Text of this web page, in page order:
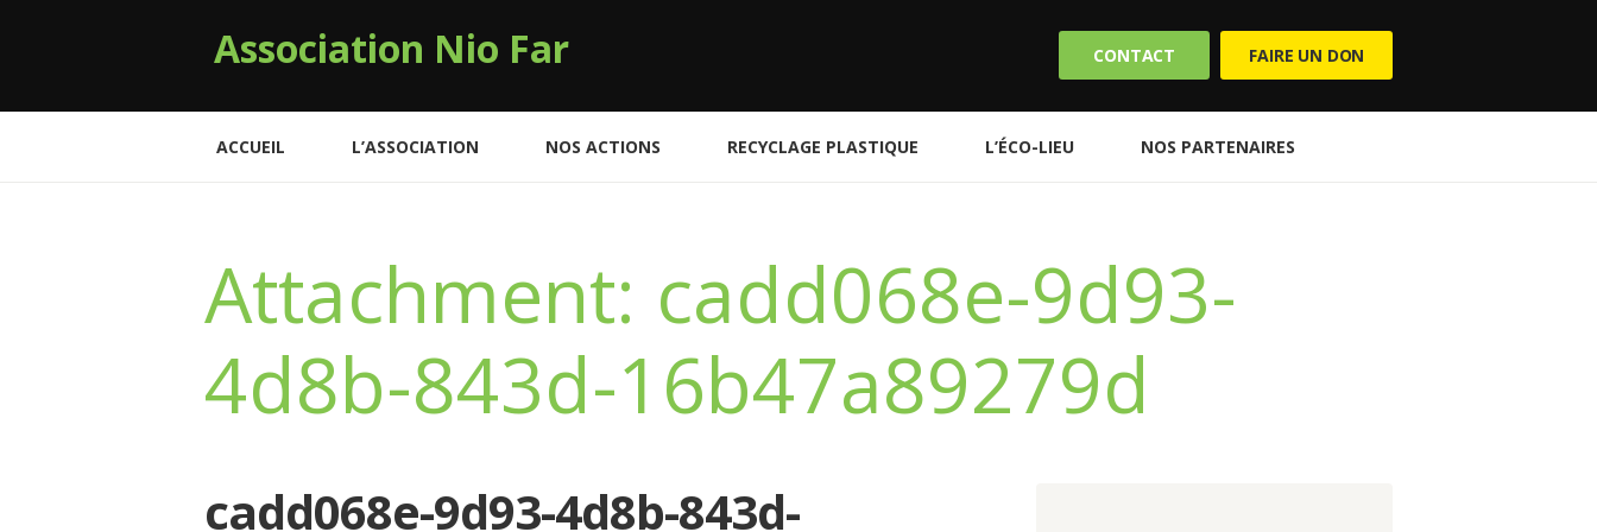
Association Nio Far CONTACT FAIRE UN DON
ACCUEIL L’ASSOCIATION NOS ACTIONS RECYCLAGE PLASTIQUE L’ÉCO-LIEU NOS PARTENAIRES
Attachment: cadd068e-9d93-
4d8b-843d-16b47a89279d
cadd068e-9d93-4d8b-843d-